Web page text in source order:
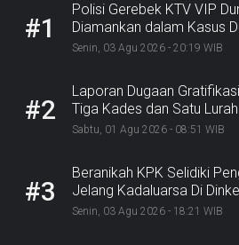
#1
Polisi Gerebek KTV VIP
Diamankan dalam Kasus
Senin, 03 Agu 2026 - 20:19 WIB
#2
Laporan Dugaan
Tiga Kades dan Satu
Kejaksaan
Sabtu, 01 Agu 2026 - 08:51 WIB
#3
Beranikah KPK Selidiki
Jelang Kadaluarsa Di
Senin, 03 Agu 2026 - 18:21 WIB